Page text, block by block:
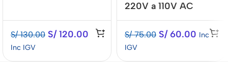
S/130.00 S/120.00
Inc IGV
220V a 110V AC
S/75.00 S/60.00 Inc
IGV